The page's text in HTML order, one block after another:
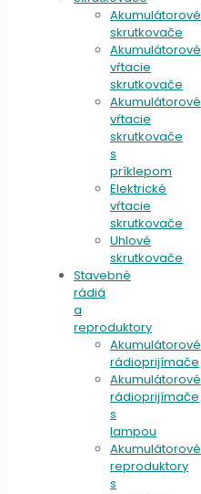
Akumulátorové
skrutkovače
Akumulátorové
vŕtacie
skrutkovače
Akumulátorové
vŕtacie
skrutkovače
s
príklepom
Elektrické
vŕtacie
skrutkovače
Uhlové
skrutkovače
Stavebné
rádiá
a
reproduktory
Akumulátorové
rádioprijímače
Akumulátorové
rádioprijímače
s
lampou
Akumulátorové
reproduktory
s